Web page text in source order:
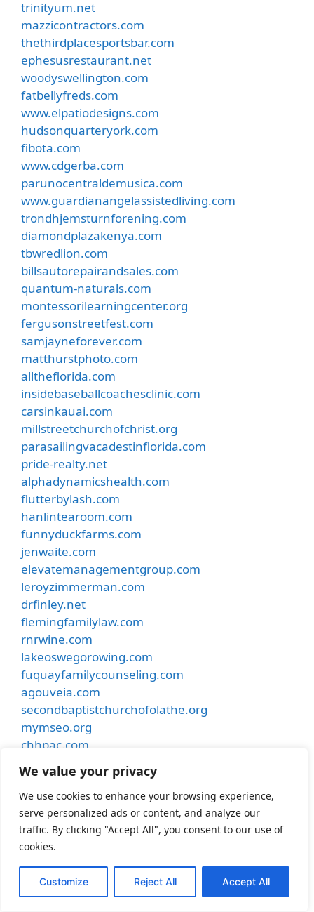
We value your privacy
We use cookies to enhance your browsing experience,
serve personalized ads or content, and analyze our
traffic. By clicking "Accept All", you consent to our use of
cookies.
Customize Reject All Accept All
trinityum.net
mazzicontractors.com
thethirdplacesportsbar.com
ephesusrestaurant.net
woodyswellington.com
fatbellyfreds.com
www.elpatiodesigns.com
hudsonquarteryork.com
fibota.com
www.cdgerba.com
parunocentraldemusica.com
www.guardianangelassistedliving.com
trondhjemsturnforening.com
diamondplazakenya.com
tbwredlion.com
billsautorepairandsales.com
quantum-naturals.com
montessorilearningcenter.org
fergusonstreetfest.com
samjayneforever.com
matthurstphoto.com
alltheflorida.com
insidebaseballcoachesclinic.com
carsinkauai.com
millstreetchurchofchrist.org
parasailingvacadestinflorida.com
pride-realty.net
alphadynamicshealth.com
flutterbylash.com
hanlintearoom.com
funnyduckfarms.com
jenwaite.com
elevatemanagementgroup.com
leroyzimmerman.com
drfinley.net
flemingfamilylaw.com
rnrwine.com
lakeoswegorowing.com
fuquayfamilycounseling.com
agouveia.com
secondbaptistchurchofolathe.org
mymseo.org
chhpac.com
motionaudiotx.com
rttl.me
rescomheating.com
mimiweddings.com
besthostinnkansascity.com
smithdentalcare.net
undergroundmusiccafe.com
samhubermusic.com